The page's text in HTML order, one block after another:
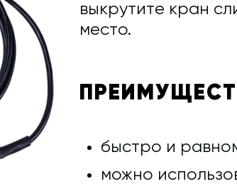
выкрутите кран
место.
быстро и
можно